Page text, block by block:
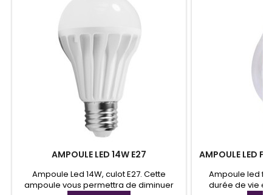
AMPOULE LED 14W E27
Ampoule Led 14W, culot E27. Cette
ampoule vous permettra de diminuer
AMPOULE LED
Ampoule led
durée de vie